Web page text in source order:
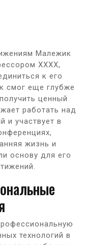
Малежик
XXXX,
к его
смог еще глубже
ценный
работать над
и участвует в
жизнь и
основу для его
технологий в